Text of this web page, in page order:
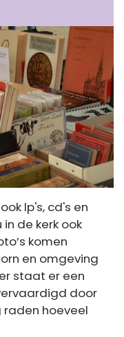
lp's, cd's en
de kerk ook
komen
en omgeving
staat er een
door
raden hoeveel